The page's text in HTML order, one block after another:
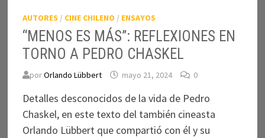
AUTORES / CINE CHILENO / ENSAYOS
“MENOS ES MÁS”: REFLEXIONES EN
TORNO A PEDRO CHASKEL
porOrlando Lübbert mayo 21, 2024 0
Detalles desconocidos de la vida de Pedro
Chaskel, en este texto del también cineasta
Orlando Lübbert que compartió con él y su